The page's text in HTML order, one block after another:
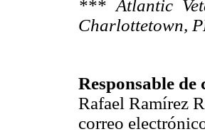
*** Atlantic
Charlottetown,
Responsable
Rafael Ramírez
correo